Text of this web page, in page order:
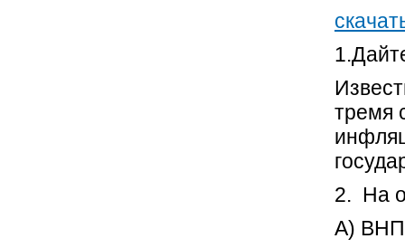
тремя
2. На
А)